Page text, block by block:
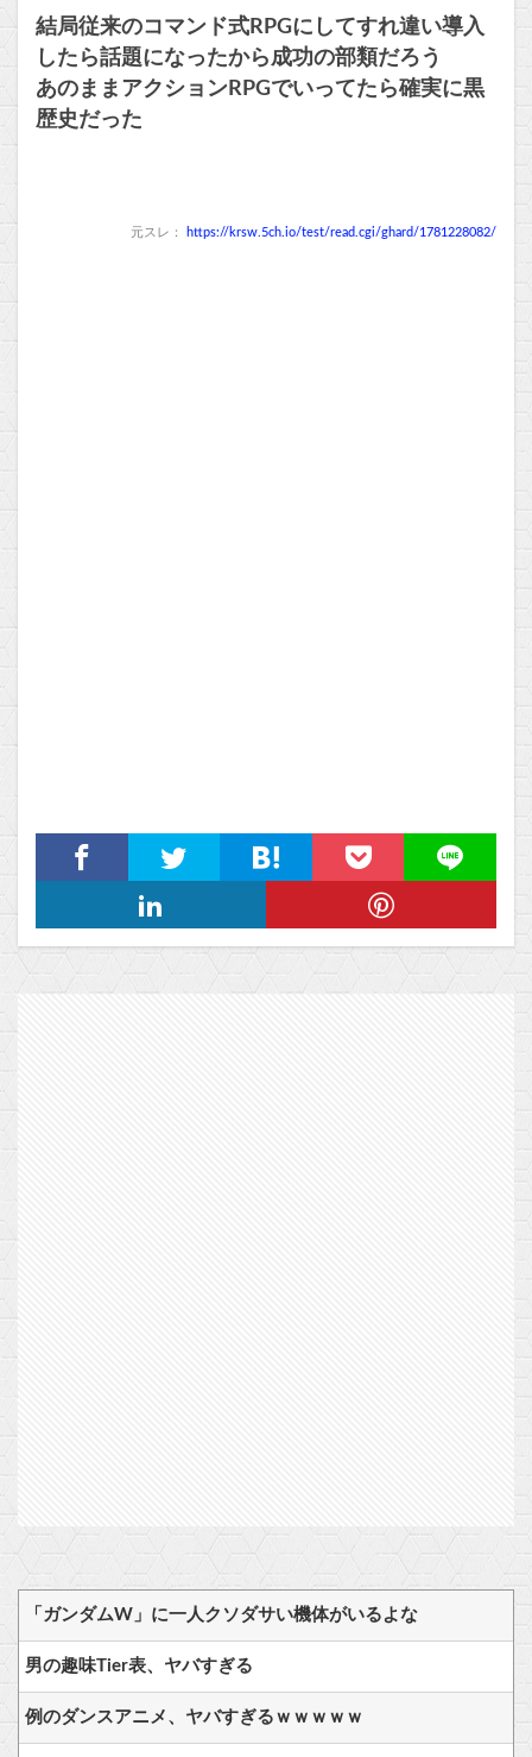
結局従来のコマンド式RPGにしてすれ違い導入
したら話題になったから成功の部類だろう
あのままアクションRPGでいってたら確実に黒
歴史だった
元スレ： https://krsw.5ch.io/test/read.cgi/ghard/1781228082/
「ガンダムW」に一人クソダサい機体がいるよな
男の趣味Tier表、ヤバすぎる
例のダンスアニメ、ヤバすぎるｗｗｗｗｗ